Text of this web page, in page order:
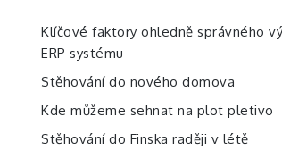
Klíčové faktory ohledně správného
ERP systému
Stěhování do nového domova
Kde můžeme sehnat na plot pletivo
Stěhování do Finska raději v létě